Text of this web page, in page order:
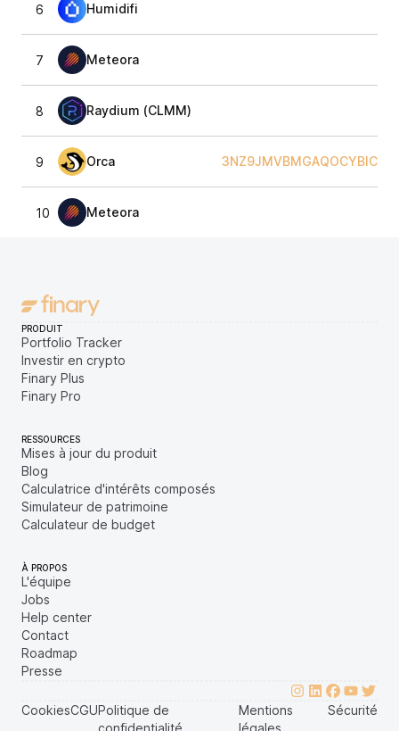
6 Humidifi
7 Meteora
8 Raydium (CLMM)
9 Orca
10 Meteora
PRODUIT
Portfolio Tracker
Investir en crypto
Finary Plus
Finary Pro
RESSOURCES
Mises à jour du produit
Blog
Calculatrice d'intérêts composés
Simulateur de patrimoine
Calculateur de budget
À PROPOS
L'équipe
Jobs
Help center
Contact
Roadmap
Presse
CookiesCGUPolitique de
confidentialité
Mentions
légales
Sécurité